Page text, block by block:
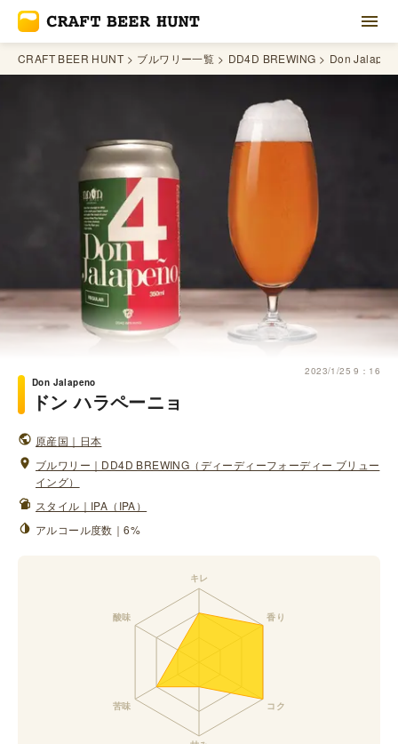
CRAFT BEER HUNT ブルワリー一覧 DD4D BREWING Don
2023/1/25 9：16
Don Jalapeno
ドン ハラペーニョ
原産国｜日本
ブルワリー｜DD4D BREWING（ディーディーフォーディー ブリュー
イング）
スタイル｜IPA（IPA）
アルコール度数｜6%